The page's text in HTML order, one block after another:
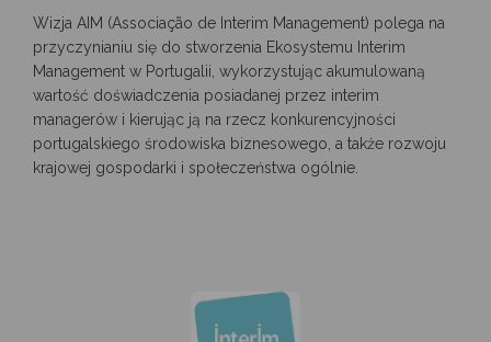
Wizja AIM (Associação de Interim Management) polega na
przyczynianiu się do stworzenia Ekosystemu Interim
Management w Portugalii, wykorzystując akumulowaną
wartość doświadczenia posiadanej przez interim
managerów i kierując ją na rzecz konkurencyjności
portugalskiego środowiska biznesowego, a także rozwoju
krajowej gospodarki i społeczeństwa ogólnie.